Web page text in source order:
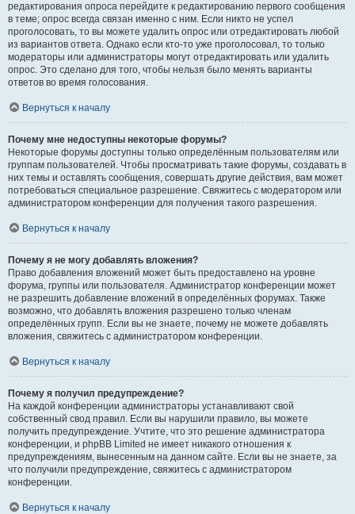
редактирования опроса перейдите к редактированию первого сообщения
в теме; опрос всегда связан именно с ним. Если никто не успел
проголосовать, то вы можете удалить опрос или отредактировать любой
из вариантов ответа. Однако если кто-то уже проголосовал, то только
модераторы или администраторы могут отредактировать или удалить
опрос. Это сделано для того, чтобы нельзя было менять варианты
ответов во время голосования.
Вернуться к началу
Почему мне недоступны некоторые форумы?
Некоторые форумы доступны только определённым пользователям или
группам пользователей. Чтобы просматривать такие форумы, создавать в
них темы и оставлять сообщения, совершать другие действия, вам может
потребоваться специальное разрешение. Свяжитесь с модератором или
администратором конференции для получения такого разрешения.
Вернуться к началу
Почему я не могу добавлять вложения?
Право добавления вложений может быть предоставлено на уровне
форума, группы или пользователя. Администратор конференции может
не разрешить добавление вложений в определённых форумах. Также
возможно, что добавлять вложения разрешено только членам
определённых групп. Если вы не знаете, почему не можете добавлять
вложения, свяжитесь с администратором конференции.
Вернуться к началу
Почему я получил предупреждение?
На каждой конференции администраторы устанавливают свой
собственный свод правил. Если вы нарушили правило, вы можете
получить предупреждение. Учтите, что это решение администратора
конференции, и phpBB Limited не имеет никакого отношения к
предупреждениям, вынесенным на данном сайте. Если вы не знаете, за
что получили предупреждение, свяжитесь с администратором
конференции.
Вернуться к началу